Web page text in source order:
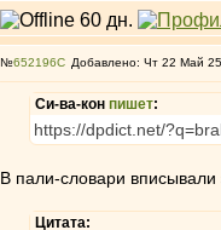
№652196 Добавлено: Чт 22 Май
Си-ва-кон пишет:
https://dpdict.net/
В пали-словари вписывали
Цитата: